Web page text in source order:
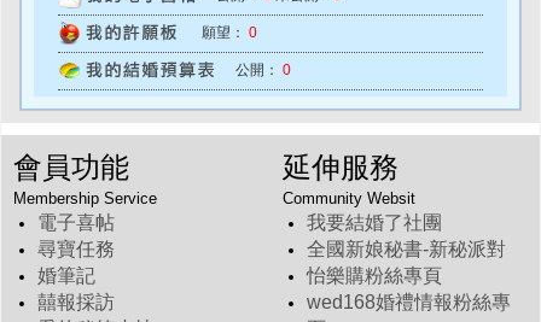
願望： 0
公開： 0
會員功能
Membership Service
電子喜帖
尋寶任務
婚筆記
囍報採訪
延伸服務
Community Websit
我要結婚了社團
全國新娘秘書-新秘派對
怡樂購粉絲專頁
wed168婚禮情報粉絲專